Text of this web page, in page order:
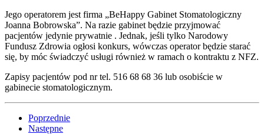
Jego operatorem jest firma „BeHappy Gabinet Stomatologiczny
Joanna Bobrowska”. Na razie gabinet będzie przyjmować
pacjentów jedynie prywatnie . Jednak, jeśli tylko Narodowy
Fundusz Zdrowia ogłosi konkurs, wówczas operator będzie starać
się, by móc świadczyć usługi również w ramach o kontraktu z NFZ.
Zapisy pacjentów pod nr tel. 516 68 68 36 lub osobiście w
gabinecie stomatologicznym.
Poprzednie
Następne